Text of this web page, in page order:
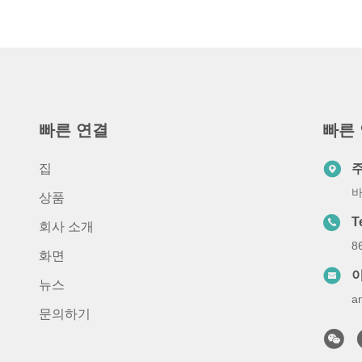
빠른 연결
집
상품
회사 소개
화면
뉴스
문의하기
빠른